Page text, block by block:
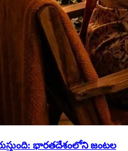
భారతదేశంలోని జంటల